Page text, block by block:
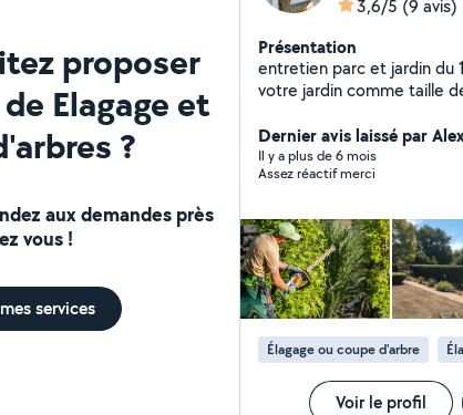
proposer
Elagage et
?
aux demandes près
vous !
services
3,6/5 (9 avis)
Présentation
entretien parc et jardin du
votre jardin comme taille
autre travaux appelé mois je me déplace
avec ou sans devis merci
Dernier avis laissé par
Il y a plus de 6 mois
Assez réactif merci
Élagage ou coupe d'arbre
Voir le profil